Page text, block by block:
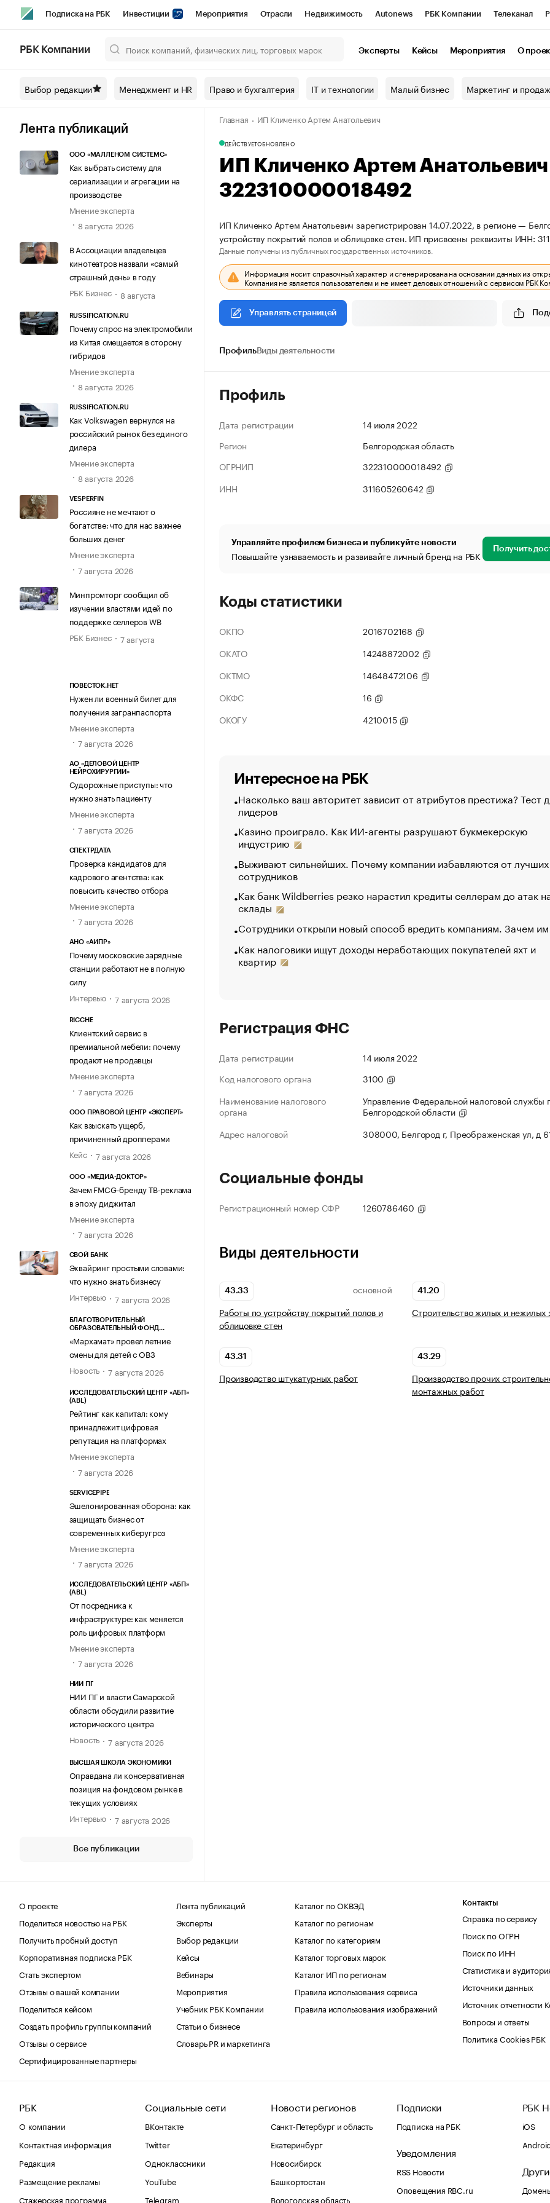
Подписка на РБК Инвестиции Мероприятия Отрасли Недвижимость Autonews РБК Компании Телеканал
Спецпроекты СПб Конференции СПб Спецпроекты Проверка контрагентов
Технологии и медиа Рынок наличной валюты
РБК Компании Эксперты Кейсы Мероприятия О
Выбор редакции Менеджмент и HR Право и бухгалтерия IT и технологии Малый бизнес Маркетинг и
Лента публикаций
ООО «МАЛЛЕНОМ СИСТЕМС»
Как выбрать систему для
сериализации и агрегации на
производстве
Мнение эксперта
8 августа 2026
В Ассоциации владельцев
кинотеатров назвали «самый
страшный день» в году
РБК Бизнес
8 августа
RUSSIFICATION.RU
Почему спрос на электромобили
из Китая смещается в сторону
гибридов
Мнение эксперта
8 августа 2026
RUSSIFICATION.RU
Как Volkswagen вернулся на
российский рынок без единого
дилера
Мнение эксперта
8 августа 2026
VESPERFIN
Россияне не мечтают о
богатстве: что для нас важнее
больших денег
Мнение эксперта
7 августа 2026
Минпромторг сообщил об
изучении властями идей по
поддержке селлеров WB
РБК Бизнес
7 августа
ПОВЕСТОК.НЕТ
Нужен ли военный билет для
получения загранпаспорта
Мнение эксперта
7 августа 2026
АО «ДЕЛОВОЙ ЦЕНТР
НЕЙРОХИРУРГИИ»
Судорожные приступы: что
нужно знать пациенту
Мнение эксперта
7 августа 2026
СПЕКТРДАТА
Проверка кандидатов для
кадрового агентства: как
повысить качество отбора
Мнение эксперта
7 августа 2026
АНО «АИПР»
Почему московские зарядные
станции работают не в полную
силу
Интервью
7 августа 2026
RICCHE
Клиентский сервис в
премиальной мебели: почему
продают не продавцы
Мнение эксперта
7 августа 2026
ООО ПРАВОВОЙ ЦЕНТР «ЭКСПЕРТ»
Как взыскать ущерб,
причиненный дропперами
Кейс
7 августа 2026
ООО «МЕДИА-ДОКТОР»
Зачем FMCG-бренду ТВ-реклама
в эпоху диджитал
Мнение эксперта
7 августа 2026
СВОЙ БАНК
Эквайринг простыми словами:
что нужно знать бизнесу
Интервью
7 августа 2026
БЛАГОТВОРИТЕЛЬНЫЙ
ОБРАЗОВАТЕЛЬНЫЙ ФОНД
«Мархамат» провел летние
смены для детей с ОВЗ
Новость
7 августа 2026
ИССЛЕДОВАТЕЛЬСКИЙ ЦЕНТР «АБП»
(ABL)
Рейтинг как капитал: кому
принадлежит цифровая
репутация на платформах
Мнение эксперта
7 августа 2026
SERVICEPIPE
Эшелонированная оборона: как
защищать бизнес от
современных киберугроз
Мнение эксперта
7 августа 2026
ИССЛЕДОВАТЕЛЬСКИЙ ЦЕНТР «АБП»
(ABL)
От посредника к
инфраструктуре: как меняется
роль цифровых платформ
Мнение эксперта
7 августа 2026
НИИ ПГ
НИИ ПГ и власти Самарской
области обсудили развитие
исторического центра
Новость
7 августа 2026
ВЫСШАЯ ШКОЛА ЭКОНОМИКИ
Оправдана ли консервативная
позиция на фондовом рынке в
текущих условиях
Интервью
7 августа 2026
Все публикации
Главная ИП Кличенко Артем Анатольевич
ДЕЙСТВУЕТОБНОВЛЕНО
ИП Кличенко Артем
322310000018492
ИП Кличенко Артем Анатольевич зарегистрирован 14.07.2022, в регионе —
устройству покрытий полов и облицовке стен. ИП присвоены реквизиты
Данные получены из публичных государственных источников.
Информация носит справочный характер и сгенерирована на основании данных из
Компания не является пользователем и не имеет деловых отношений с сервисом РБК
Управлять страницей
ПрофильВиды деятельности
Профиль
Дата регистрации
14 июля 2022
Регион
Белгородская область
ОГРНИП
322310000018492
ИНН
311605260642
Управляйте профилем бизнеса и публикуйте новости
Повышайте узнаваемость и развивайте личный бренд на РБК Получить
Коды статистики
ОКПО
2016702168
ОКАТО
14248872002
ОКТМО
14648472106
ОКФС
16
ОКОГУ
4210015
Интересное на РБК
Насколько ваш авторитет зависит от атрибутов престижа? Тест
лидеров
Казино проиграло. Как ИИ-агенты разрушают букмекерскую
индустрию
Выживают сильнейших. Почему компании избавляются от лучших
сотрудников
Как банк Wildberries резко нарастил кредиты селлерам до атак
склады
Сотрудники открыли новый способ вредить компаниям. Зачем
Как налоговики ищут доходы неработающих покупателей яхт и
квартир
Регистрация ФНС
Дата регистрации
14 июля 2022
Код налогового органа
3100
Наименование налогового
органа
Управление Федеральной налоговой службы
Белгородской области
Адрес налоговой
308000, Белгород г, Преображенская ул, д
Социальные фонды
Регистрационный номер СФР 1260786460
Виды деятельности
43.33 ОСНОВНОЙ
Работы по устройству покрытий полов и
облицовке стен
41.20
Строительство жилых и нежилых
43.31
Производство штукатурных работ
43.29
Производство прочих
монтажных работ
О проекте
Поделиться новостью на РБК
Получить пробный доступ
Корпоративная подписка РБК
Стать экспертом
Отзывы о вашей компании
Поделиться кейсом
Создать профиль группы компаний
Отзывы о сервисе
Сертифицированные партнеры
Лента публикаций
Эксперты
Выбор редакции
Кейсы
Вебинары
Мероприятия
Учебник РБК Компании
Статьи о бизнесе
Словарь PR и маркетинга
Каталог по ОКВЭД
Каталог по регионам
Каталог по категориям
Каталог торговых марок
Каталог ИП по регионам
Правила использования сервиса
Правила использования изображений
Контакты
Справка по сервису
Поиск по ОГРН
Поиск по ИНН
Статистика и
Источники данных
Источник отчетности
Вопросы и ответы
Политика Cookies РБК
РБК
О компании
Контактная информация
Редакция
Размещение рекламы
Стажерская программа
Социальные сети
ВКонтакте
Twitter
Одноклассники
YouTube
Telegram
Новости регионов
Санкт-Петербург и область
Екатеринбург
Новосибирск
Башкортостан
Вологодская область
Подписки
Подписка на РБК
Уведомления
RSS Новости
Оповещения RBC.ru
РБК
iOS